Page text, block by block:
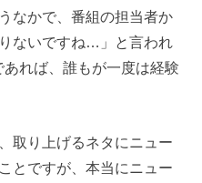
なかで、番組の担当者か
ないですね…」と言われ
れば、誰もが一度は経験
取り上げるネタにニュー
とですが、本当にニュー